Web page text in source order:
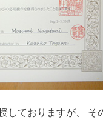
ておりますが、 そ